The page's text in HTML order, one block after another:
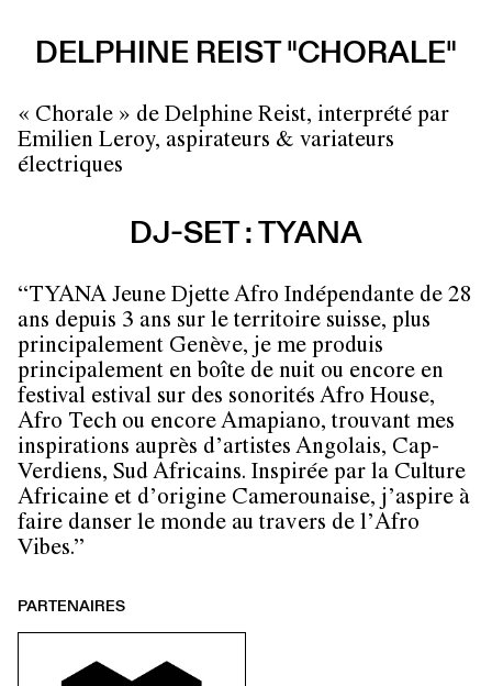
DELPHINE REIST "CHORALE"
« Chorale » de Delphine Reist, interprété par
Emilien Leroy, aspirateurs & variateurs
électriques
DJ-SET : TYANA
“TYANA Jeune Djette Afro Indépendante de 28
ans depuis 3 ans sur le territoire suisse, plus
principalement Genève, je me produis
principalement en boîte de nuit ou encore en
festival estival sur des sonorités Afro House,
Afro Tech ou encore Amapiano, trouvant mes
inspirations auprès d’artistes Angolais, Cap-
Verdiens, Sud Africains. Inspirée par la Culture
Africaine et d’origine Camerounaise, j’aspire à
faire danser le monde au travers de l’Afro
Vibes.”
PARTENAIRES